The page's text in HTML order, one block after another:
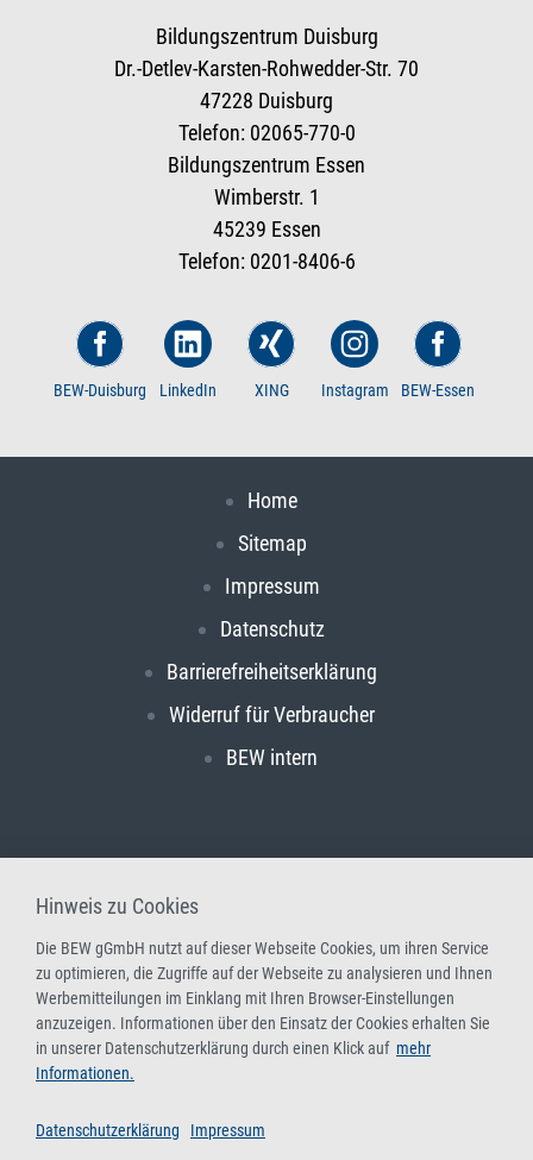
Bildungszentrum Duisburg
Dr.-Detlev-Karsten-Rohwedder-Str. 70
47228 Duisburg
Telefon: 02065-770-0
Bildungszentrum Essen
Wimberstr. 1
45239 Essen
Telefon: 0201-8406-6
BEW-Duisburg LinkedIn XING Instagram BEW-Essen
Home
Sitemap
Impressum
Datenschutz
Barrierefreiheitserklärung
Widerruf für Verbraucher
BEW intern
Hinweis zu Cookies
Die BEW gGmbH nutzt auf dieser Webseite Cookies, um ihren Service
zu optimieren, die Zugriffe auf der Webseite zu analysieren und Ihnen
Werbemitteilungen im Einklang mit Ihren Browser-Einstellungen
anzuzeigen. Informationen über den Einsatz der Cookies erhalten Sie
in unserer Datenschutzerklärung durch einen Klick auf mehr
Informationen.
Datenschutzerklärung Impressum